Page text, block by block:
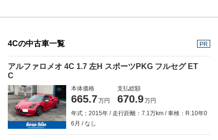
4Cの中古車一覧 PR
アルファロメオ 4C 1.7 左H スポーツPKG フルセグ ET
C
本体価格
665.7万円
支払総額
670.9万円
年式：2015年
走行距離：7.1万km
車検：R.10年0
6月
なし